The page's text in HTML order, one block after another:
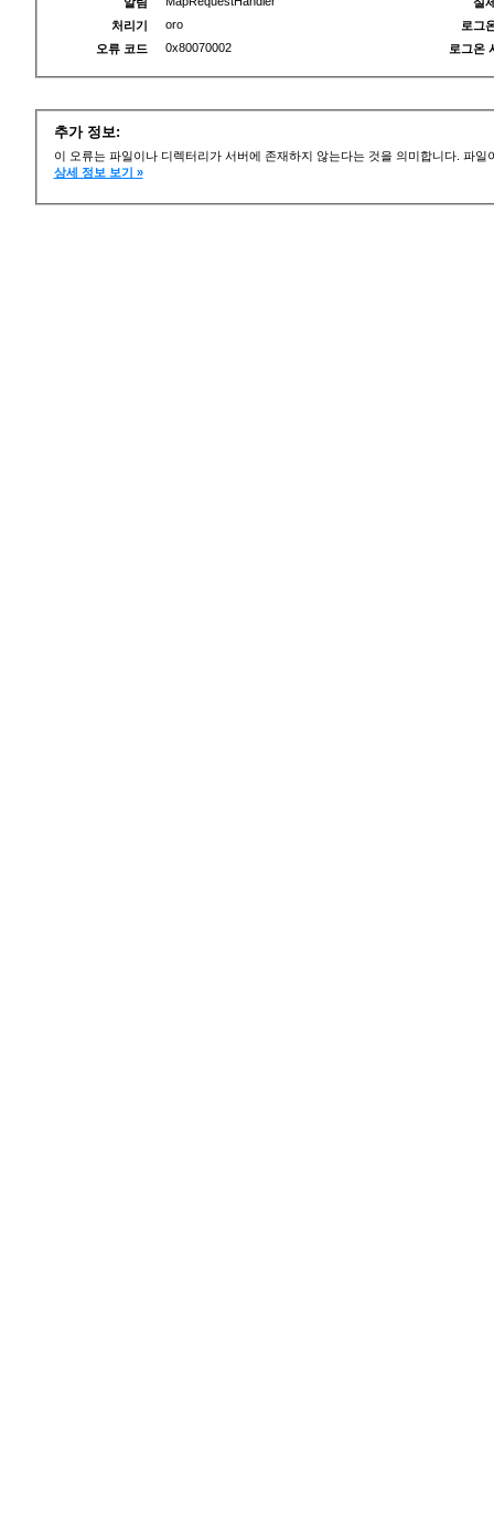
처리기
oro
오류 코드
0x80070002
로그
로그온
추가 정보:
이 오류는 파일이나 디렉터리가 서버에 존재하지 않는다는 것을 의미합니다. 파
상세 정보 보기 »